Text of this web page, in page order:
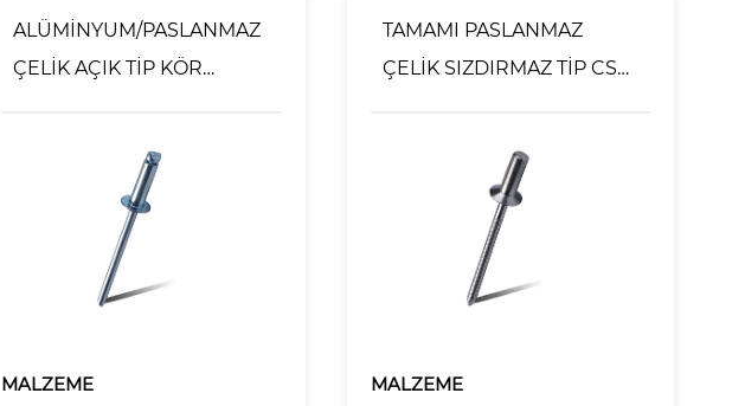
ALÜMİNYUM/PASLANMAZ
ÇELİK AÇIK TİP KÖR
MALZEME
TAMAMI PASLANMAZ
ÇELİK SIZDIRMAZ TİP CSK
MALZEME